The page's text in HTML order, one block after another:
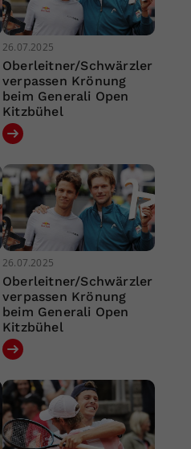
26.07.2025
Oberleitner/Schwärzler
verpassen Krönung
beim Generali Open
Kitzbühel
26.07.2025
Oberleitner/Schwärzler
verpassen Krönung
beim Generali Open
Kitzbühel